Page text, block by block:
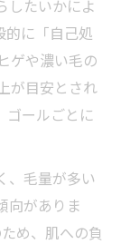
果
イント
説
を考察
ント
法
したいかによ
的に「自己処
ゲや濃い毛の
が目安とされ
ゴールごとに
、毛量が多い
向がありま
め、肌への負